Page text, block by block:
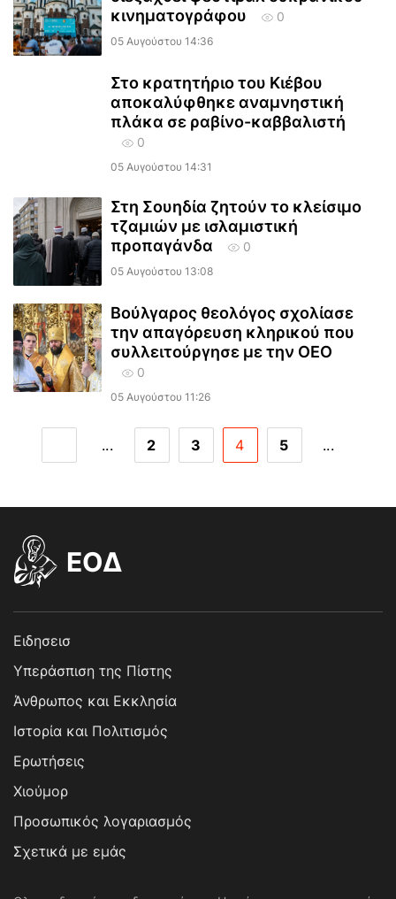
κινηματογράφου
0
05 Αυγούστου 14:36
Στο κρατητήριο του Κιέβου
αποκαλύφθηκε αναμνηστική
πλάκα σε ραβίνο-καββαλιστή
0
05 Αυγούστου 14:31
Στη Σουηδία ζητούν το κλείσιμο
τζαμιών με ισλαμιστική
προπαγάνδα
0
05 Αυγούστου 13:08
Βούλγαρος θεολόγος σχολίασε
την απαγόρευση κληρικού που
συλλειτούργησε με την ΟΕΟ
0
05 Αυγούστου 11:26
... 2 3 4 5 ...
EOΔ
Ειδησεισ
Υπεράσπιση της Πίστης
Άνθρωπος και Εκκλησία
Ιστορία και Πολιτισμός
Ερωτήσεις
Χιούμορ
Προσωπικός λογαριασμός
Σχετικά με εμάς